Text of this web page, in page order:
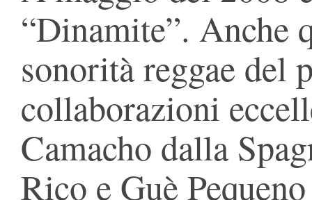
“Dinamite”. Anche
sonorità reggae del
collaborazioni
Camacho dalla
Rico e Guè